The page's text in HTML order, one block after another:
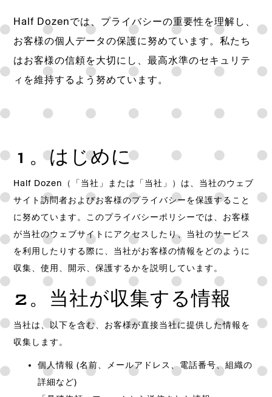
Half Dozenでは、プライバシーの重要性を理解し、
お客様の個人データの保護に努めています。私たち
はお客様の信頼を大切にし、最高水準のセキュリテ
ィを維持するよう努めています。
1。はじめに
Half Dozen（「当社」または「当社」）は、当社のウェブ
サイト訪問者およびお客様のプライバシーを保護すること
に努めています。このプライバシーポリシーでは、お客様
が当社のウェブサイトにアクセスしたり、当社のサービス
を利用したりする際に、当社がお客様の情報をどのように
収集、使用、開示、保護するかを説明しています。
2。当社が収集する情報
当社は、以下を含む、お客様が直接当社に提供した情報を
収集します。
個人情報 (名前、メールアドレス、電話番号、組織の
詳細など)